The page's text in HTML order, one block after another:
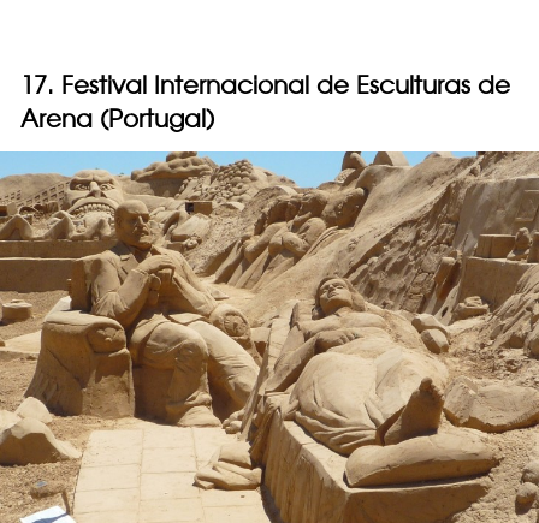
17. Festival Internacional de Esculturas de
Arena (Portugal)